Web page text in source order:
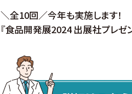
＼全10回／今年も実施します！
『食品開発展2024 出展社プレゼ